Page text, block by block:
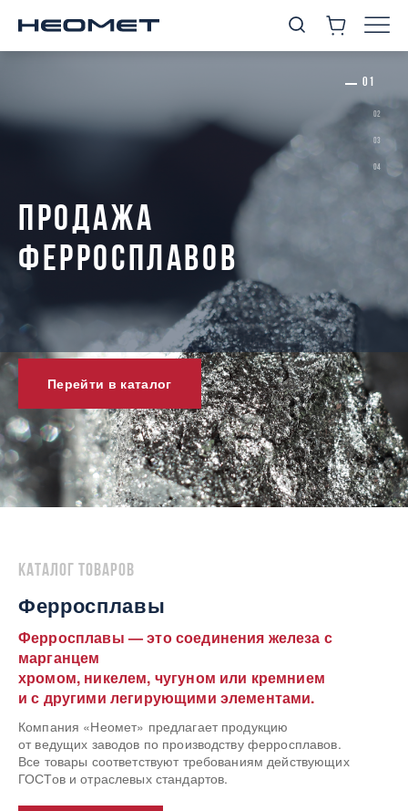
ПРОДАЖА
ФЕРРОСПЛАВОВ
Перейти в каталог
Каталог товаров
Ферросплавы
Ферросплавы — это соединения железа с
марганцем
хромом, никелем, чугуном или кремнием
и с другими легирующими элементами.
Компания «Неомет» предлагает продукцию
от ведущих заводов по производству ферросплавов.
Все товары соответствуют требованиям действующих
ГОСТов и отраслевых стандартов.